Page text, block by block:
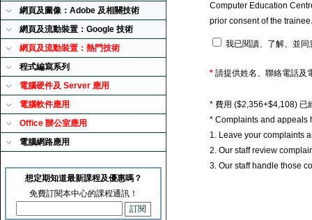
網頁及圖像：Adobe 及相關技術
網頁及流動裝置：Google 技術
網頁及流動裝置：熱門技術
程式編寫系列
電腦硬件及 Server 應用
電腦軟件應用
Office 辦公室應用
電腦網路應用
想定期知道最新課程及優惠嗎？
免費訂閱本中心的課程通訊！
Computer Education
prior consent of the
我已閱讀、了解、並
* 請提供姓名、聯絡電話及
* 費用 ($2,356+$4,108) 已
* Complaints and appeals
1. Leave your complaints
2. Our staff review
3. Our staff handle those